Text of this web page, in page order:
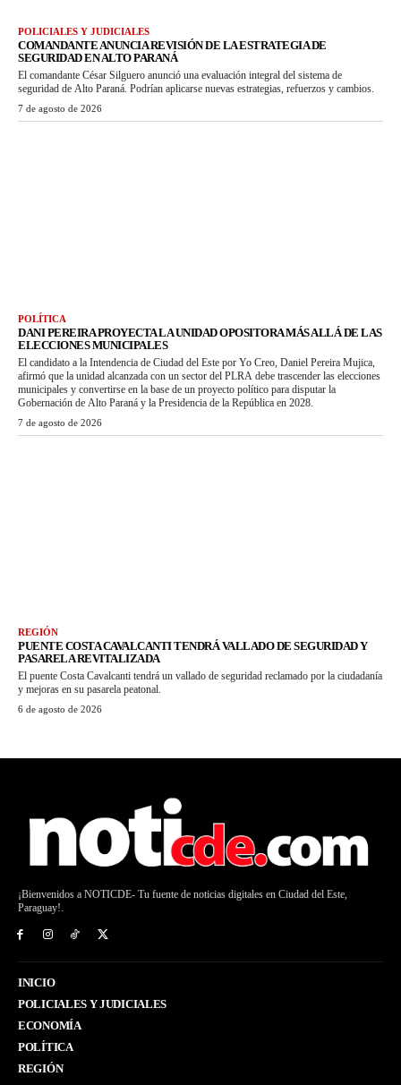
POLICIALES Y JUDICIALES
COMANDANTE ANUNCIA REVISIÓN DE LA ESTRATEGIA DE
SEGURIDAD EN ALTO PARANÁ
El comandante César Silguero anunció una evaluación integral del sistema de
seguridad de Alto Paraná. Podrían aplicarse nuevas estrategias, refuerzos y cambios.
7 de agosto de 2026
POLÍTICA
DANI PEREIRA PROYECTA LA UNIDAD OPOSITORA MÁS ALLÁ DE LAS
ELECCIONES MUNICIPALES
El candidato a la Intendencia de Ciudad del Este por Yo Creo, Daniel Pereira Mujica,
afirmó que la unidad alcanzada con un sector del PLRA debe trascender las elecciones
municipales y convertirse en la base de un proyecto político para disputar la
Gobernación de Alto Paraná y la Presidencia de la República en 2028.
7 de agosto de 2026
REGIÓN
PUENTE COSTA CAVALCANTI TENDRÁ VALLADO DE SEGURIDAD Y
PASARELA REVITALIZADA
El puente Costa Cavalcanti tendrá un vallado de seguridad reclamado por la ciudadanía
y mejoras en su pasarela peatonal.
6 de agosto de 2026
¡Bienvenidos a NOTICDE- Tu fuente de noticias digitales en Ciudad del Este,
Paraguay!.
INICIO
POLICIALES Y JUDICIALES
ECONOMÍA
POLÍTICA
REGIÓN